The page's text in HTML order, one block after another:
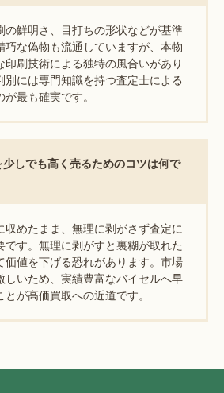
の鮮明さ、目打ちの形状などが基準
巧な偽物も流通していますが、本物
印刷技術による独特の風合いがあり
別には専門知識を持つ査定士による
最も確実です。
しでも高く売るためのコツは何で
収めたまま、無理に剥がさず査定に
です。無理に剥がすと裏糊が取れた
価値を下げる恐れがあります。市場
しいため、実績豊富なバイセルへ早
が高価買取への近道です。